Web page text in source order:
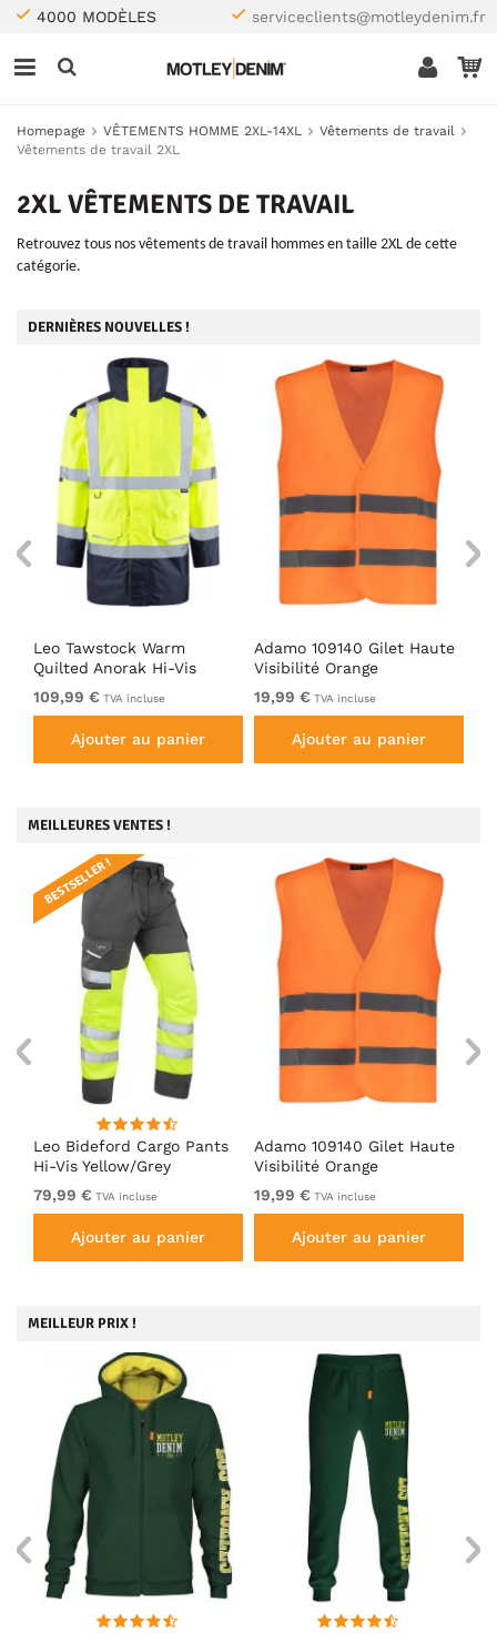
4000 MODÈLES serviceclients@motleydenim.fr
Homepage VÊTEMENTS HOMME 2XL-14XL
Vêtements de travail
Vêtements de travail 2XL
2XL VÊTEMENTS DE TRAVAIL
Retrouvez tous nos vêtements de travail hommes en taille 2XL de cette
catégorie.
DERNIÈRES NOUVELLES !
Leo Tawstock Warm
Quilted Anorak Hi-Vis
Yellow/Navy
109,99 € TVA incluse
Ajouter au panier
Adamo 109140 Gilet Haute
Visibilité Orange
19,99 € TVA incluse
Ajouter au panier
MEILLEURES VENTES !
Leo Bideford Cargo Pants
Hi-Vis Yellow/Grey
BESTSELLER !
79,99 € TVA incluse
Ajouter au panier
Adamo 109140 Gilet Haute
Visibilité Orange
19,99 € TVA incluse
Ajouter au panier
MEILLEUR PRIX !